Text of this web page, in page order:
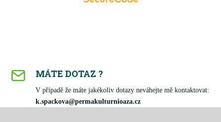
MÁTE DOTAZ ?
V případě že máte jakékoliv dotazy neváhejte mě kontaktovat:
k.spackova@permakulturnioaza.cz